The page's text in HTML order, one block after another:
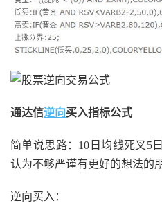
通达信逆向买入指标公式
简单说思路：10日均线死叉5
认为不够严谨有更好的想法的
逆向买入：